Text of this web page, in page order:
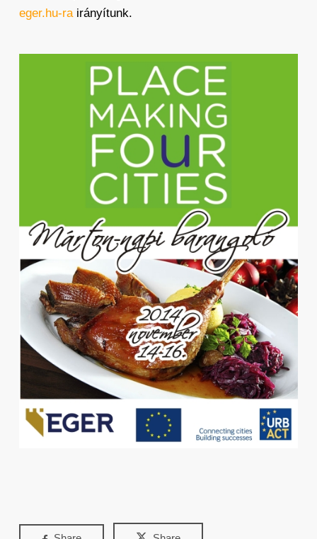
eger.hu-rairányítunk.